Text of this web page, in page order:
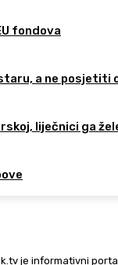
fondova
a ne posjetiti
liječnici ga
je informativni